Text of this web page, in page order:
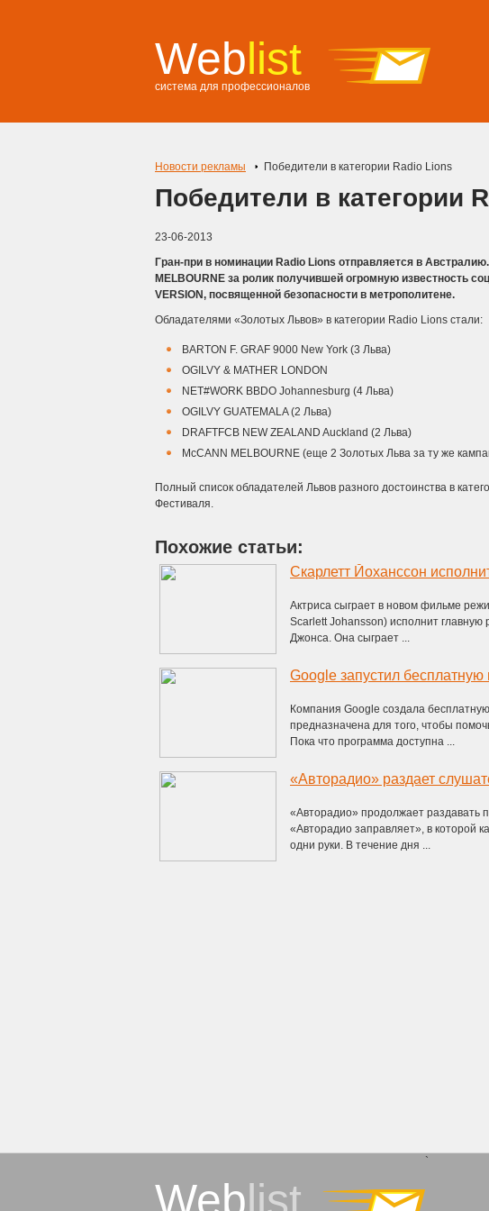
Weblist
система для профессионалов
Новости рекламы Победители в категории Radio Lions
Победители в категории
23-06-2013
Гран-при в номинации Radio Lions отправляется в
MELBOURNE за ролик получившей огромную известность
VERSION, посвященной безопасности в метрополитене.
Обладателями «Золотых Львов» в категории Radio Lions стали:
BARTON F. GRAF 9000 New York (3 Льва)
OGILVY & MATHER LONDON
NET#WORK BBDO Johannesburg (4 Льва)
OGILVY GUATEMALA (2 Льва)
DRAFTFCB NEW ZEALAND Auckland (2 Льва)
McCANN MELBOURNE (еще 2 Золотых Льва за ту же
Полный список обладателей Львов разного достоинства в
Фестиваля.
Похожие статьи:
Скарлетт Йоханссон
Актриса сыграет в новом фильме
Scarlett Johansson) исполнит
Джонса. Она сыграет ...
Google запустил
Компания Google создала
предназначена для того, чтобы
Пока что программа доступна ...
«Авторадио» раздает
«Авторадио» продолжает раздавать
«Авторадио заправляет», в которой
одни руки. В течение дня ...
Weblist
`